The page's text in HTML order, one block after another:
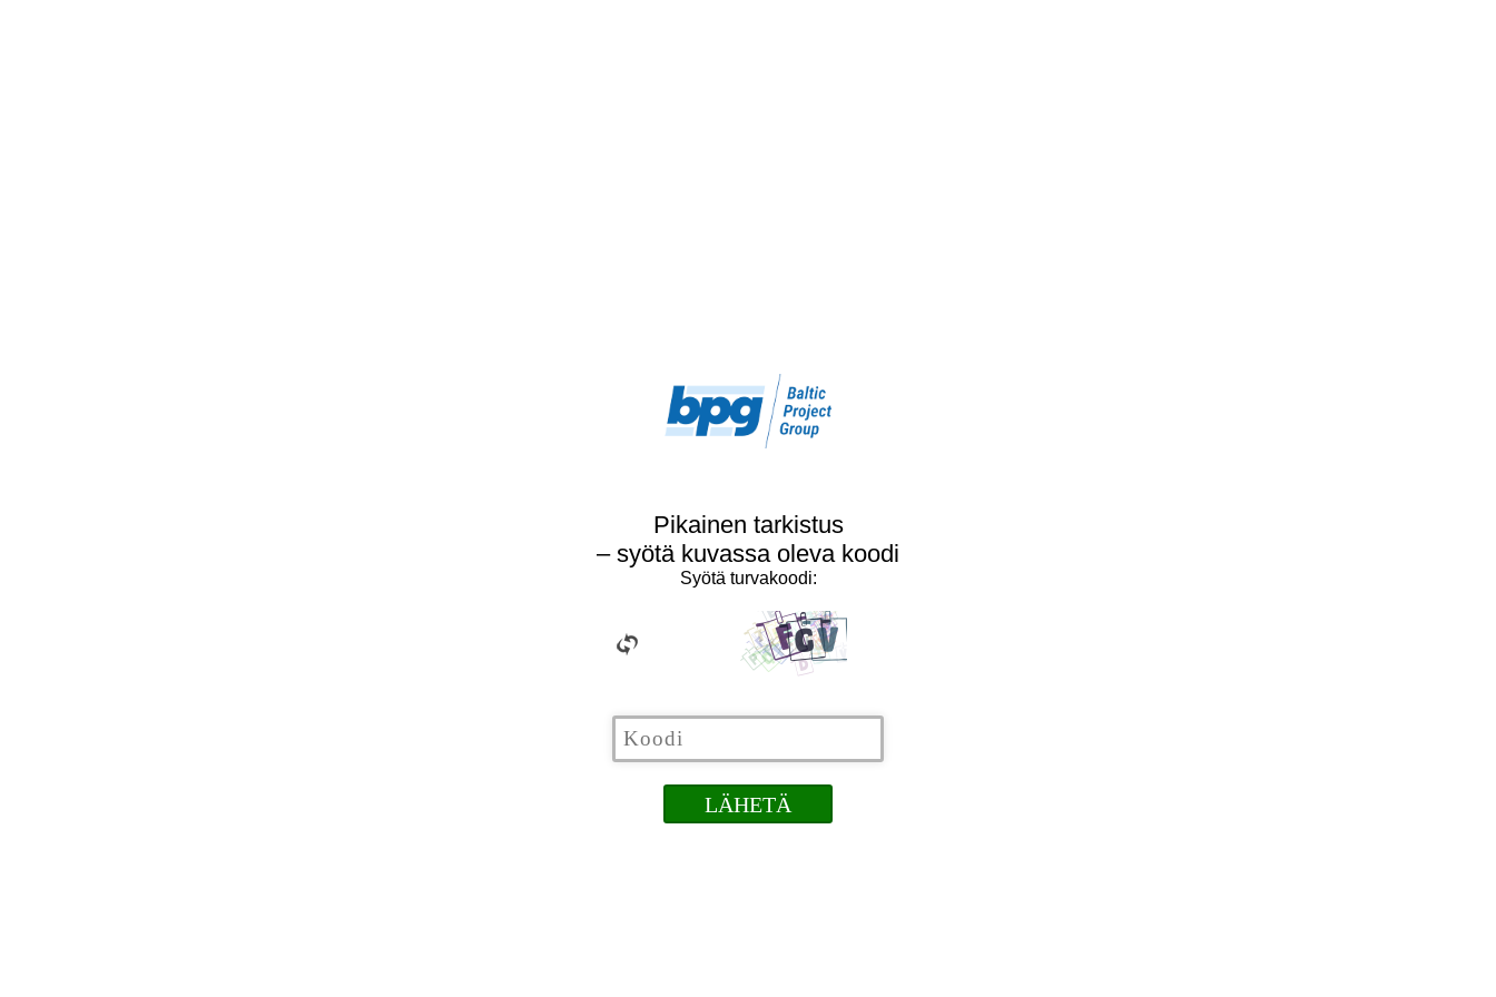
Pikainen tarkistus
– syötä kuvassa oleva koodi
Syötä turvakoodi: